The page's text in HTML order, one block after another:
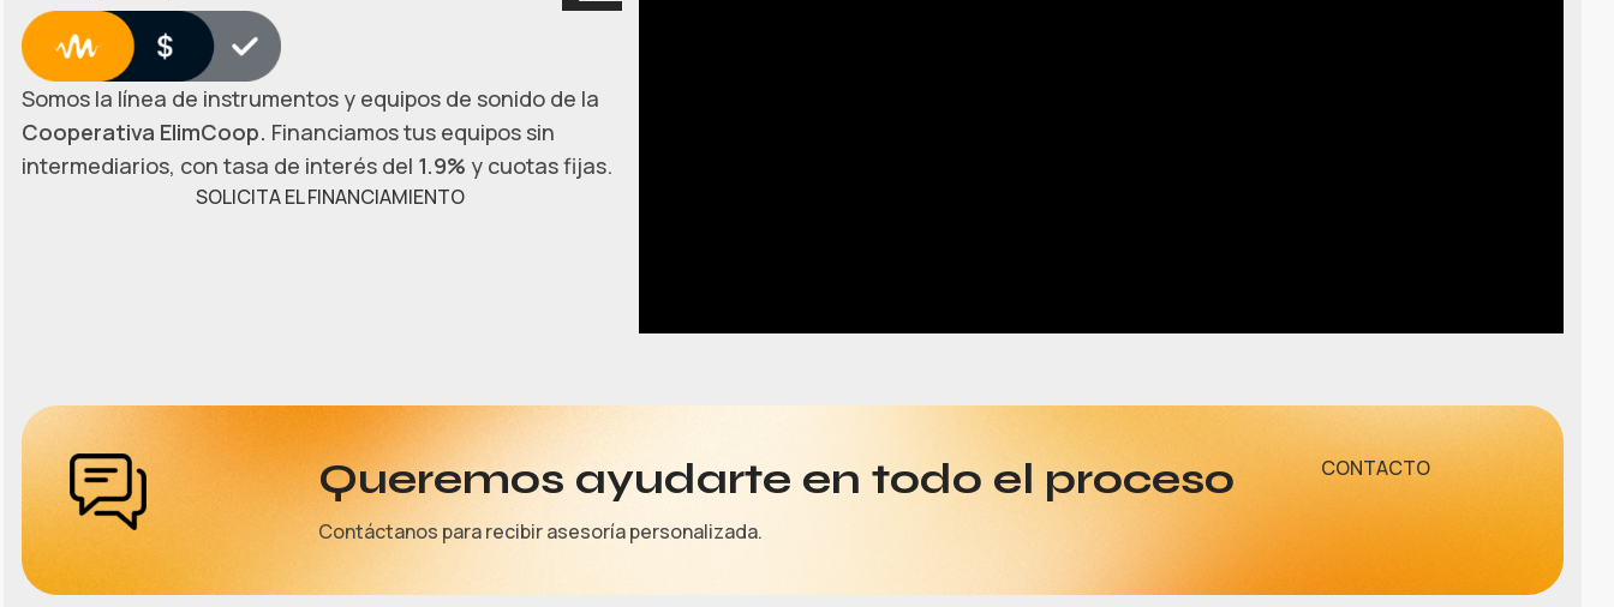
Somos la línea de instrumentos y equipos de sonido de la
Cooperativa ElimCoop. Financiamos tus equipos sin
intermediarios, con tasa de interés del 1.9% y cuotas fijas.
SOLICITA EL FINANCIAMIENTO
Queremos ayudarte en todo el proceso
Contáctanos para recibir asesoría personalizada.
CONTACTO